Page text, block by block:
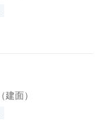
面）